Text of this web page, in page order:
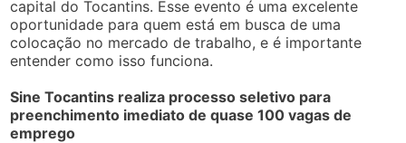
capital do Tocantins. Esse evento é uma excelente
oportunidade para quem está em busca de uma
colocação no mercado de trabalho, e é importante
entender como isso funciona.
Sine Tocantins realiza processo seletivo para
preenchimento imediato de quase 100 vagas de
emprego